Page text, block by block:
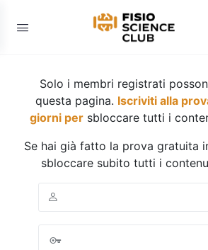
Solo i membri registrati
questa pagina. Iscriviti alla
giorni per sbloccare tutti i
Se hai già fatto la prova gratuita
sbloccare subito tutti i